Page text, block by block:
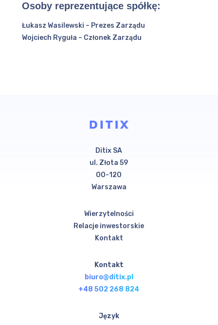
Osoby reprezentujące spółkę:
Łukasz Wasilewski – Prezes Zarządu
Wojciech Ryguła – Członek Zarządu
Ditix SA
ul. Złota 59
00-120
Warszawa
Wierzytelności
Relacje inwestorskie
Kontakt
Kontakt
biuro@ditix.pl
+48 502 268 824
Język